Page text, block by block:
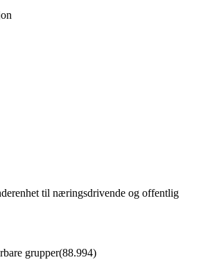
til næringsdrivende og offentlig
grupper(88.994)